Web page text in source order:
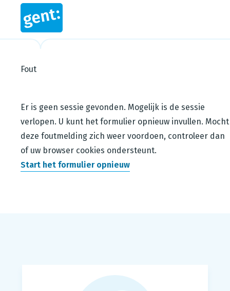
Fout
Steps in this wizard
Er is geen sessie gevonden. Mogelijk is de sessie
verlopen. U kunt het formulier opnieuw invullen. Mocht
deze foutmelding zich weer voordoen, controleer dan
of uw browser cookies ondersteunt.
Start het formulier opnieuw